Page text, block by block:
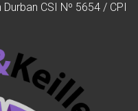
CSI Nº 5654 / CPI